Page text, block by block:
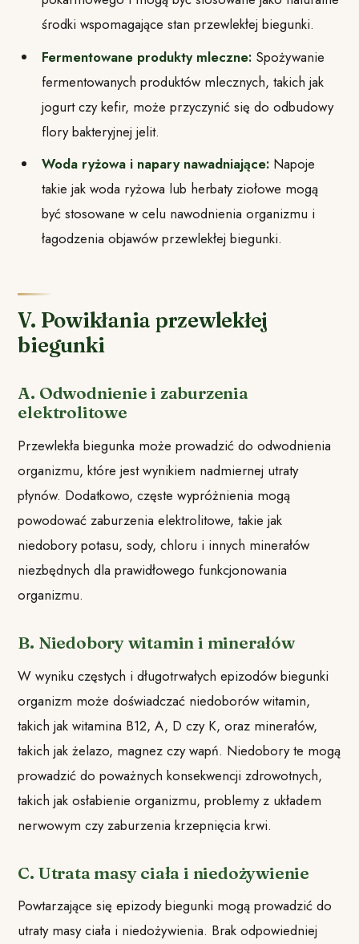
środki wspomagające stan przewlekłej biegunki.
Fermentowane produkty mleczne:Spożywanie
fermentowanych produktów mlecznych, takich jak
jogurt czy kefir, może przyczynić się do odbudowy
flory bakteryjnej jelit.
Woda ryżowa i napary nawadniające: Napoje
takie jak woda ryżowa lub herbaty ziołowe mogą
być stosowane w celu nawodnienia organizmu i
łagodzenia objawów przewlekłej biegunki.
V. Powikłania przewlekłej
biegunki
A. Odwodnienie i zaburzenia
elektrolitowe
Przewlekła biegunka może prowadzić do odwodnienia
organizmu, które jest wynikiem nadmiernej utraty
płynów. Dodatkowo, częste wypróżnienia mogą
powodować zaburzenia elektrolitowe, takie jak
niedobory potasu, sody, chloru i innych minerałów
niezbędnych dla prawidłowego funkcjonowania
organizmu.
B. Niedobory witamin i minerałów
W wyniku częstych i długotrwałych epizodów biegunki
organizm może doświadczać niedoborów witamin,
takich jak witamina B12, A, D czy K, oraz minerałów,
takich jak żelazo, magnez czy wapń. Niedobory te mogą
prowadzić do poważnych konsekwencji zdrowotnych,
takich jak osłabienie organizmu, problemy z układem
nerwowym czy zaburzenia krzepnięcia krwi.
C. Utrata masy ciała i niedożywienie
Powtarzające się epizody biegunki mogą prowadzić do
utraty masy ciała i niedożywienia. Brak odpowiedniej